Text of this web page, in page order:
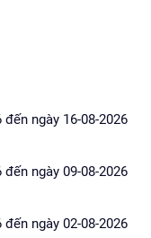
ngày 16-08-2026
ngày 09-08-2026
ngày 02-08-2026